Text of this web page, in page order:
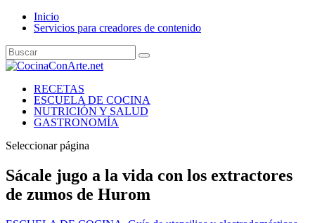
Inicio
Servicios para creadores de contenido
RECETAS
ESCUELA DE COCINA
NUTRICIÓN Y SALUD
GASTRONOMÍA
Seleccionar página
Sácale jugo a la vida con los extractores
de zumos de Hurom